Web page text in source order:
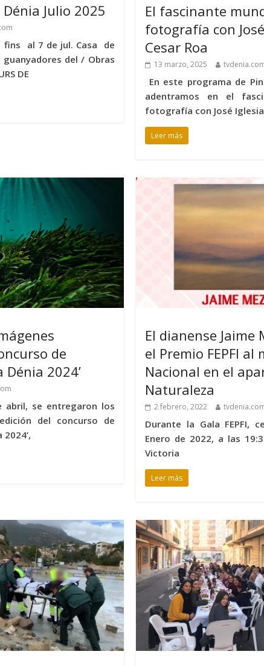
Julio 2025
fins al 7 de jul. Casa de
del / Obras
DE
El fascinante
fotografía con
Cesar Roa
13 marzo, 2025
En este programa de
adentramos en el
fotografía con José
Leer más
de
2024’
abril, se entregaron los
del concurso de
El dianense Jaime
el Premio FEPFI
Nacional en el
Naturaleza
2 febrero, 2022
Durante la Gala FEPFI,
Enero de 2022, a las
Victoria
Leer más